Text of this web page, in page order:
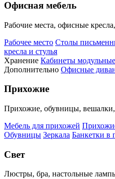
Офисная мебель
Рабочие места, офисные
Рабочее место Столы
кресла и стулья
Хранение Кабинеты модульные
Дополнительно Офисные
Прихожие
Прихожие, обувницы, вешалки,
Мебель для прихожей
Обувницы Зеркала Банкетки в
Свет
Люстры, бра, настольные